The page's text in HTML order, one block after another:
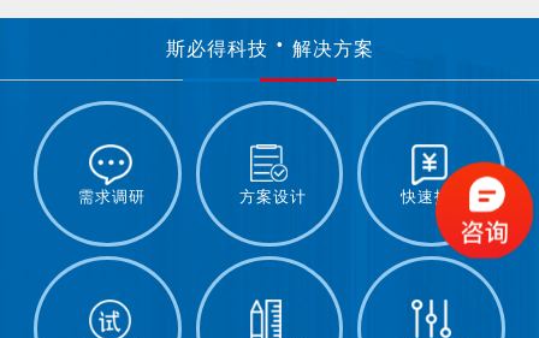
斯必得科技 解决方案
需求调研 方案设计 快速报价